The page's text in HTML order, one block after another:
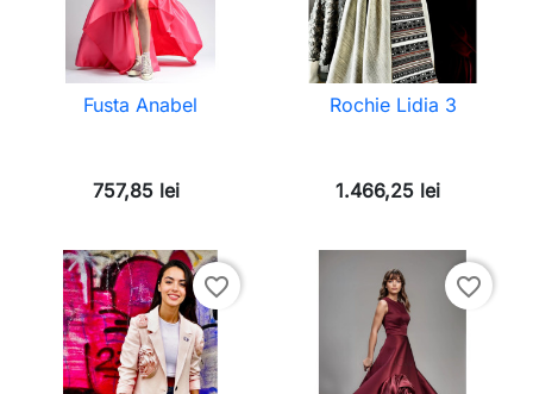
Fusta Anabel
757,85 lei
Rochie Lidia 3
1.466,25 lei
favorite_border favorite_border